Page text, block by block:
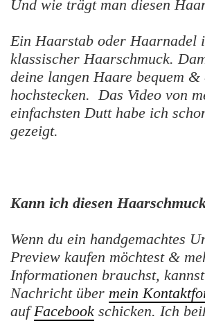
Und wie trägt man diesen
Ein Haarstab oder Haarnadel
klassischer Haarschmuck.
deine langen Haare bequem &
hochstecken. Das Video von
einfachsten Dutt habe ich
gezeigt.
Kann ich diesen
Wenn du ein handgemachtes
Preview kaufen möchtest &
Informationen brauchst,
Nachricht über mein
aufFacebook schicken. Ich